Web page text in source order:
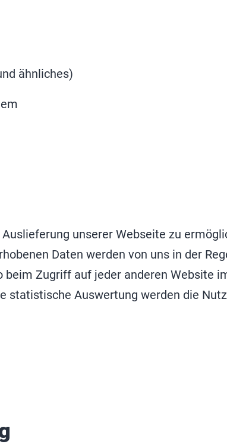
ähnliches)
unserer Webseite zu
Daten werden von uns in der
beim Zugriff auf jeder anderen Website
statistische Auswertung werden die